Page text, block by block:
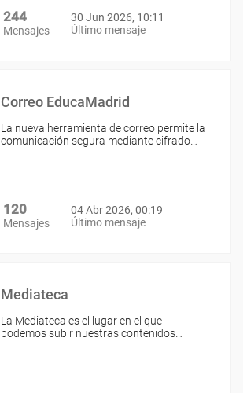
244
Mensajes
30 Jun 2026, 10:11
Último mensaje
Correo EducaMadrid
La nueva herramienta de correo permite la
comunicación segura mediante cifrado…
120
Mensajes
04 Abr 2026, 00:19
Último mensaje
Mediateca
La Mediateca es el lugar en el que
podemos subir nuestras contenidos…